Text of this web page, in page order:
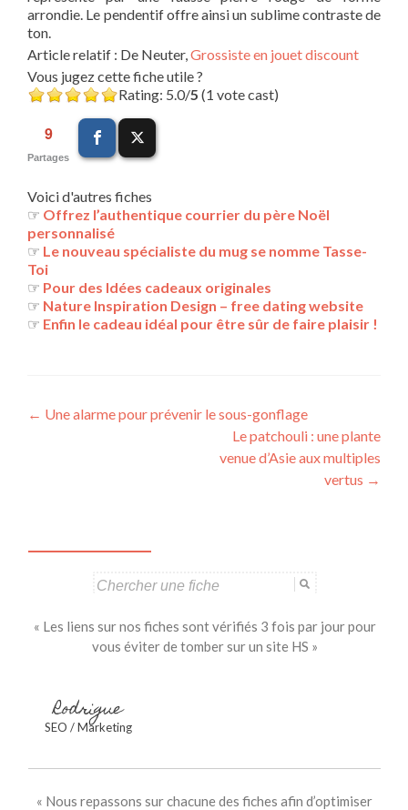
arrondie. Le pendentif offre ainsi un sublime contraste de
ton.
Article relatif : De Neuter,Grossiste en jouet discount
Vous jugez cette fiche utile ?
Rating: 5.0/5 (1 vote cast)
9
Partages
Voici d'autres fiches
☞ Offrez l’authentique courrier du père Noël
personnalisé
☞ Le nouveau spécialiste du mug se nomme Tasse-
Toi
☞ Pour des Idées cadeaux originales
☞ Nature Inspiration Design – free dating website
☞ Enfin le cadeau idéal pour être sûr de faire plaisir !
Navigation
← Une alarme pour prévenir le sous-gonflage
Le patchouli : une plante
venue d’Asie aux multiples
vertus →
« Les liens sur nos fiches sont vérifiés 3 fois par jour pour
vous éviter de tomber sur un site HS »
Rodrigue
SEO / Marketing
« Nous repassons sur chacune des fiches afin d’optimiser